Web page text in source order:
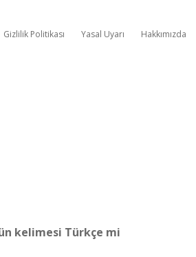
Gizlilik Politikası Yasal Uyarı Hakkımızda
kelimesi Türkçe mi